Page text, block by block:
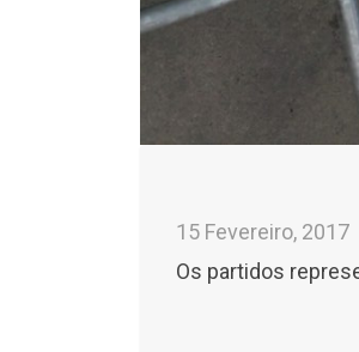
15 Fevereiro, 2017
Os partidos